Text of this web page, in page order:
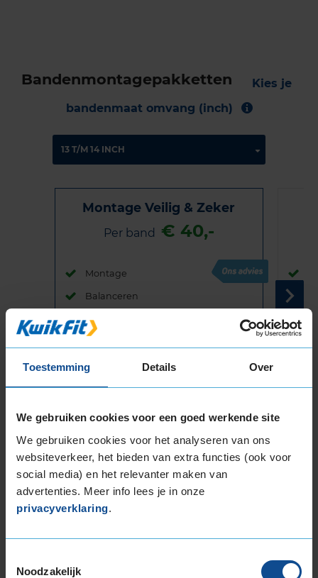
Toestemming Details Over
We gebruiken cookies voor een goed werkende site
We gebruiken cookies voor het analyseren van ons
websiteverkeer, het bieden van extra functies (ook voor
social media) en het relevanter maken van
advertenties. Meer info lees je in onze
privacyverklaring.
Noodzakelijk
Bandenmontagepakketten
Kies je
bandenmaat omvang (inch)
Montage Veilig & Zeker
Per band € 40,-
Montage
Balanceren
Ventiel of TPMS service
Bandengarantieplan
Item
Beschikbare bandenmaten